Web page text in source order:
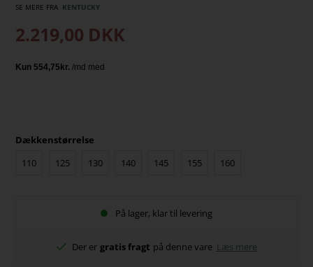
SE MERE FRA KENTUCKY
2.219,00 DKK
Dækkenstørrelse
110
125 130 140 145 155 160
På lager, klar til levering
Der er gratis fragt på denne vare Læs mere